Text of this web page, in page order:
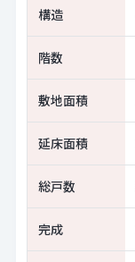
構造
階数
敷地面積
延床面積
総戸数
完成